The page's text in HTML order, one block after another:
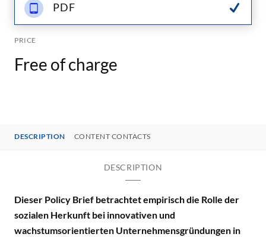
PDF
PRICE
Free of charge
DESCRIPTION CONTENT CONTACTS
DESCRIPTION
Dieser Policy Brief betrachtet empirisch die Rolle der
sozialen Herkunft bei innovativen und
wachstumsorientierten Unternehmensgründungen in